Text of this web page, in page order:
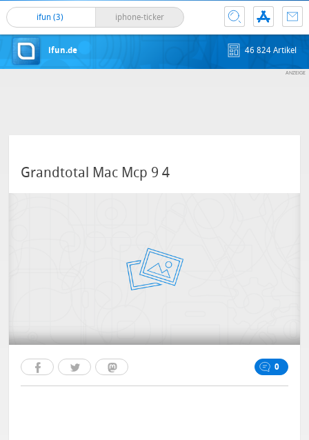
ifun (3) iphone-ticker
ifun.de 46 824 Artikel
Grandtotal Mac Mcp 9 4
0